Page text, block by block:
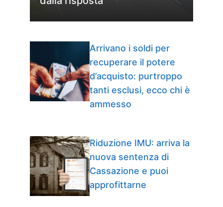
Arrivano i soldi per
recuperare il potere
d’acquisto: purtroppo
tanti esclusi, ecco chi è
ammesso
Riduzione IMU: arriva la
nuova sentenza di
Cassazione e puoi
approfittarne